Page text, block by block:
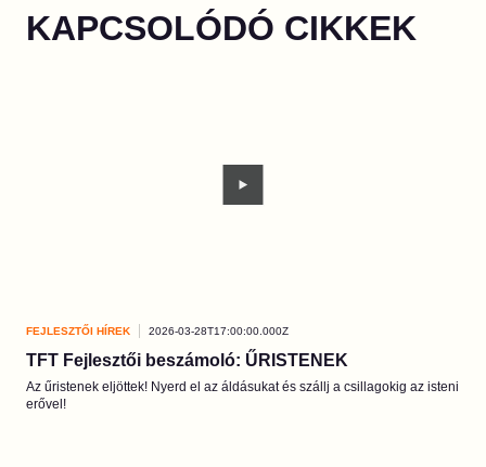
KAPCSOLÓDÓ CIKKEK
FEJLESZTŐI HÍREK 2026-03-28T17:00:00.000Z
TFT Fejlesztői beszámoló: ŰRISTENEK
Az űristenek eljöttek! Nyerd el az áldásukat és szállj a csillagokig az isteni
erővel!